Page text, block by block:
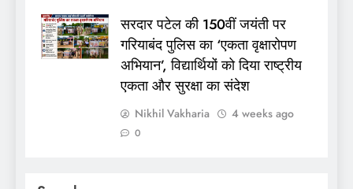
सरदार पटेल की 150वीं जयंती पर
गरियाबंद पुलिस का ‘एकता वृक्षारोपण
अभियान’, विद्यार्थियों को दिया राष्ट्रीय
एकता और सुरक्षा का संदेश
Nikhil Vakharia 4 weeks ago
0